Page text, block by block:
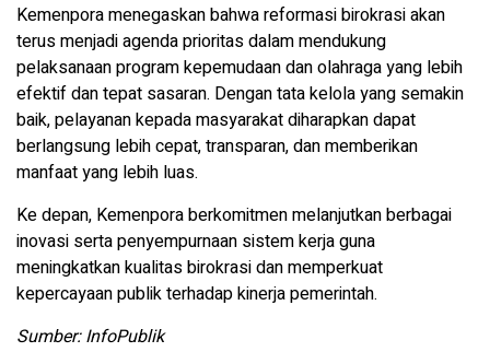
Kemenpora menegaskan bahwa reformasi birokrasi akan
terus menjadi agenda prioritas dalam mendukung
pelaksanaan program kepemudaan dan olahraga yang lebih
efektif dan tepat sasaran. Dengan tata kelola yang semakin
baik, pelayanan kepada masyarakat diharapkan dapat
berlangsung lebih cepat, transparan, dan memberikan
manfaat yang lebih luas.
Ke depan, Kemenpora berkomitmen melanjutkan berbagai
inovasi serta penyempurnaan sistem kerja guna
meningkatkan kualitas birokrasi dan memperkuat
kepercayaan publik terhadap kinerja pemerintah.
Sumber: InfoPublik